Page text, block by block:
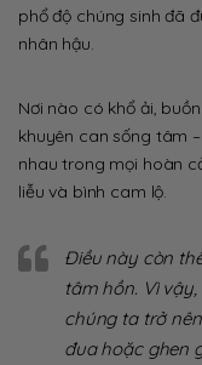
phổ độ chúng sinh đã
nhân hậu.
Nơi nào có khổ ải,
khuyên can sống tâm
nhau trong mọi hoàn
liễu và bình cam lộ.
Điều này còn
tâm hồn. Vì
chúng ta trở
đua hoặc ghen